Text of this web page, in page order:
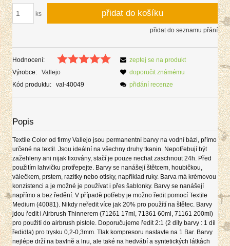
ks přidat do košíku
přidat do seznamu přání
Hodnocení:
Výrobce:
Vallejo
Kód produktu:
val-40049
zeptej se na produkt
doporučit známému
přidání recenze
Popis
Textile Color od firmy Vallejo jsou permanentní barvy na vodní bázi, přímo
určené na textil. Jsou ideální na všechny druhy tkanin. Nepotřebují být
zažehleny ani nijak fixovány, stačí je pouze nechat zaschnout 24h. Před
použitím lahvičku protřepejte. Barvy se nanášejí štětcem, houbičkou,
válečkem, prstem, razítky nebo otisky, například ruky. Barva má krémovou
konzistenci a je možné je používat i přes šablonky. Barvy se nanášejí
napřímo a bez ředění. V případě potřeby je možno ředit pomocí Textile
Medium (40081). Nikdy neředit více jak 20% pro použítí na štětec. Barvy
jdou ředit i Airbrush Thinnerem (71261 17ml, 71361 60ml, 71161 200ml)
pro použití do airbrush pistole. Doporučujeme ředit 2:1 (2 díly barvy : 1 díl
ředidla) pro trysku 0,2-0,3mm. Tlak kompresoru nastavte na 1 Bar. Barvy
nejlépe drží na bavlně a lnu, ale také na hedvábí a syntetických látkách